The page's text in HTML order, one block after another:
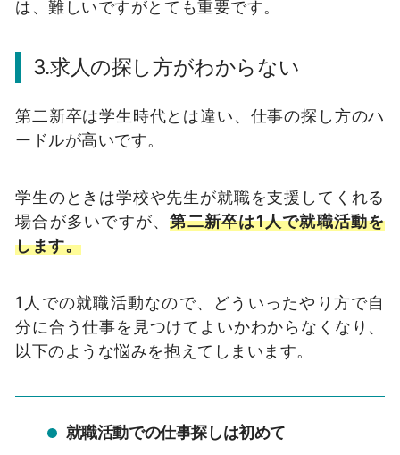
は、難しいですがとても重要です。
3.求人の探し方がわからない
第二新卒は学生時代とは違い、仕事の探し方のハ
ードルが高いです。
学生のときは学校や先生が就職を支援してくれる
場合が多いですが、第二新卒は1人で就職活動を
します。
1人での就職活動なので、どういったやり方で自
分に合う仕事を見つけてよいかわからなくなり、
以下のような悩みを抱えてしまいます。
就職活動での仕事探しは初めて